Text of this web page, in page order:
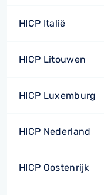
HICP Italië
HICP Litouwen
HICP Luxemburg
HICP Nederland
HICP Oostenrijk